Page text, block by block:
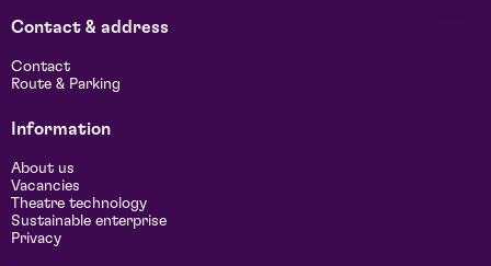
Contact & address
Contact
Route & Parking
Information
About us
Vacancies
Theatre technology
Sustainable enterprise
Privacy